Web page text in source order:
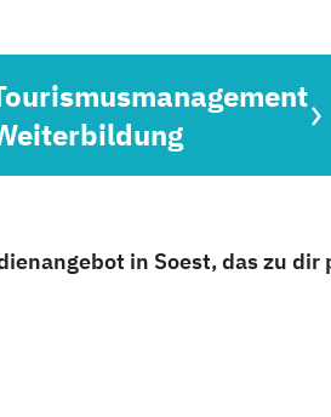
in Soest, das zu dir